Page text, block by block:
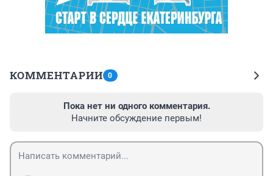
КОММЕНТАРИИ 0
Пока нет ни одного комментария.
Начните обсуждение первым!